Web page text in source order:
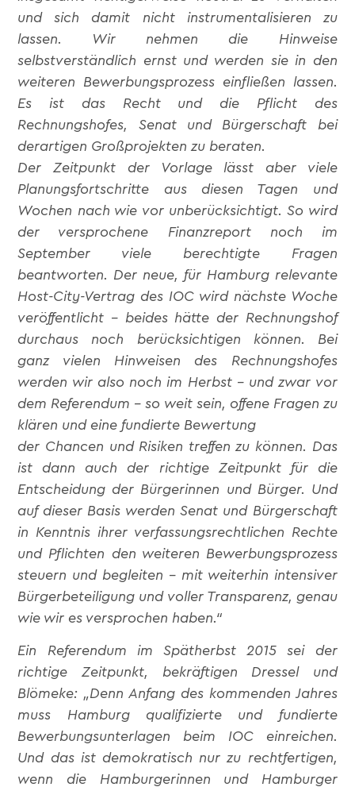
und sich damit nicht instrumentalisieren zu
lassen. Wir nehmen die Hinweise
selbstverständlich ernst und werden sie in den
weiteren Bewerbungsprozess einfließen lassen.
Es ist das Recht und die Pflicht des
Rechnungshofes, Senat und Bürgerschaft bei
derartigen Großprojekten zu beraten.
Der Zeitpunkt der Vorlage lässt aber viele
Planungsfortschritte aus diesen Tagen und
Wochen nach wie vor unberücksichtigt. So wird
der versprochene Finanzreport noch im
September viele berechtigte Fragen
beantworten. Der neue, für Hamburg relevante
Host-City-Vertrag des IOC wird nächste Woche
veröffentlicht – beides hätte der Rechnungshof
durchaus noch berücksichtigen können. Bei
ganz vielen Hinweisen des Rechnungshofes
werden wir also noch im Herbst – und zwar vor
dem Referendum – so weit sein, offene Fragen zu
klären und eine fundierte Bewertung
der Chancen und Risiken treffen zu können. Das
ist dann auch der richtige Zeitpunkt für die
Entscheidung der Bürgerinnen und Bürger. Und
auf dieser Basis werden Senat und Bürgerschaft
in Kenntnis ihrer verfassungsrechtlichen Rechte
und Pflichten den weiteren Bewerbungsprozess
steuern und begleiten – mit weiterhin intensiver
Bürgerbeteiligung und voller Transparenz, genau
wie wir es versprochen haben.“
Ein Referendum im Spätherbst 2015 sei der
richtige Zeitpunkt, bekräftigen Dressel und
Blömeke: „Denn Anfang des kommenden Jahres
muss Hamburg qualifizierte und fundierte
Bewerbungsunterlagen beim IOC einreichen.
Und das ist demokratisch nur zu rechtfertigen,
wenn die Hamburgerinnen und Hamburger